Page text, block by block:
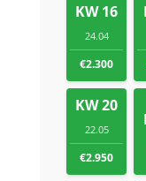
KW 16
24.04
€2.300
KW 20
22.05
€2.950